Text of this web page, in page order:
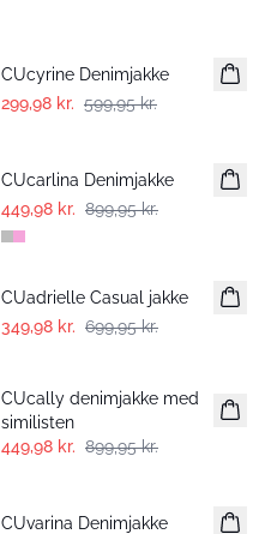
CUcyrine Denimjakke
299,98 kr. 599,95 kr.
CUcarlina Denimjakke
449,98 kr. 899,95 kr.
-50%
CUadrielle Casual jakke
349,98 kr. 699,95 kr.
CUcally denimjakke med
similisten
449,98 kr. 899,95 kr.
CUvarina Denimjakke